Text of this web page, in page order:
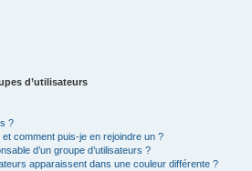
d’utilisateurs
?
comment puis-je en rejoindre un ?
d’un groupe d’utilisateurs ?
apparaissent dans une couleur différente ?